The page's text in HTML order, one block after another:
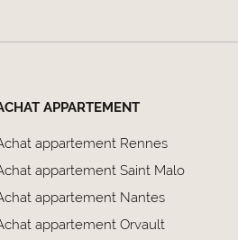
APPARTEMENT
appartement Rennes
appartement Saint Malo
appartement Nantes
appartement Orvault